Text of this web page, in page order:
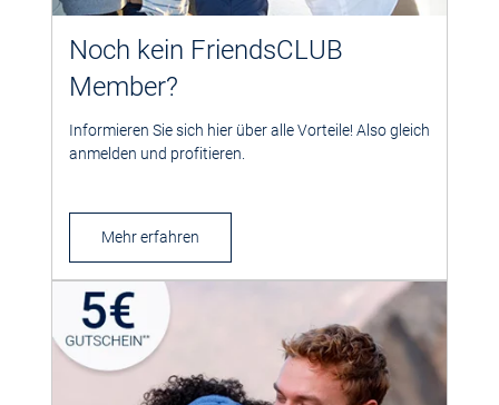
Noch kein FriendsCLUB
Member?
Informieren Sie sich hier über alle Vorteile! Also gleich
anmelden und profitieren.
Mehr erfahren